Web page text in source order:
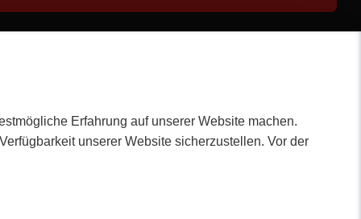
Erfahrung auf unserer Website machen.
unserer Website sicherzustellen. Vor der